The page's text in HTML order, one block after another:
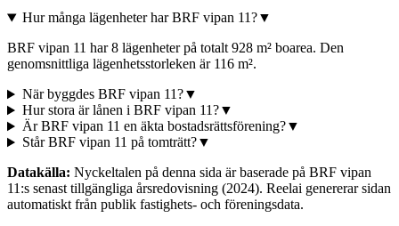
Hur många lägenheter har BRF vipan 11?▼
BRF vipan 11 har 8 lägenheter på totalt 928 m² boarea. Den
genomsnittliga lägenhetsstorleken är 116 m².
När byggdes BRF vipan 11?▼
Hur stora är lånen i BRF vipan 11?▼
Är BRF vipan 11 en äkta bostadsrättsförening?▼
Står BRF vipan 11 på tomträtt?▼
Datakälla: Nyckeltalen på denna sida är baserade på BRF vipan
11 :s senast tillgängliga årsredovisning (2024). Reelai genererar sidan
automatiskt från publik fastighets- och föreningsdata.